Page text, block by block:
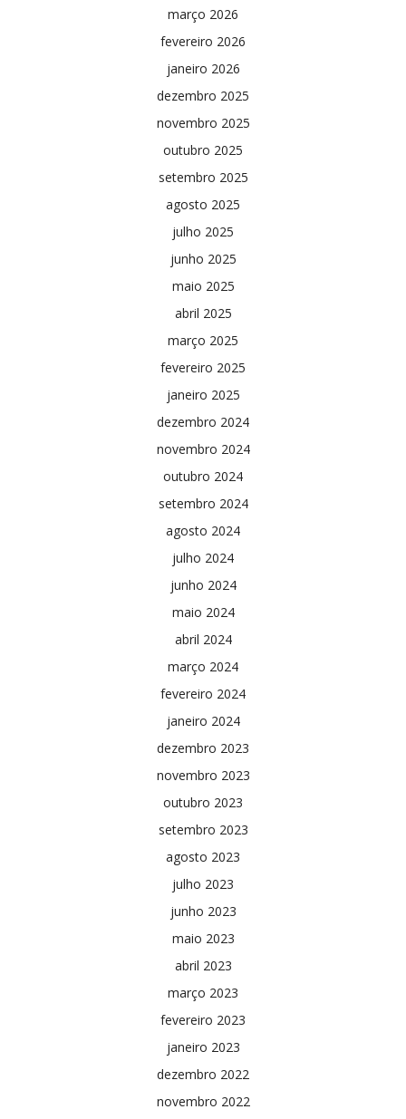
março 2026
fevereiro 2026
janeiro 2026
dezembro 2025
novembro 2025
outubro 2025
setembro 2025
agosto 2025
julho 2025
junho 2025
maio 2025
abril 2025
março 2025
fevereiro 2025
janeiro 2025
dezembro 2024
novembro 2024
outubro 2024
setembro 2024
agosto 2024
julho 2024
junho 2024
maio 2024
abril 2024
março 2024
fevereiro 2024
janeiro 2024
dezembro 2023
novembro 2023
outubro 2023
setembro 2023
agosto 2023
julho 2023
junho 2023
maio 2023
abril 2023
março 2023
fevereiro 2023
janeiro 2023
dezembro 2022
novembro 2022